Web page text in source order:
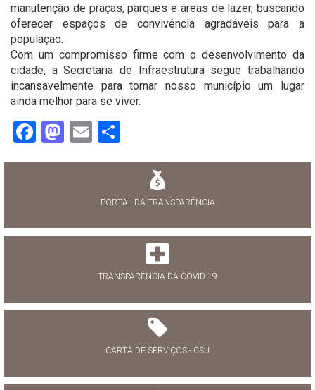
manutenção de praças, parques e áreas de lazer, buscando
oferecer espaços de convivência agradáveis para a
população.
Com um compromisso firme com o desenvolvimento da
cidade, a Secretaria de Infraestrutura segue trabalhando
incansavelmente para tornar nosso município um lugar
ainda melhor para se viver.
Facebook
Mastodon
Email
PORTAL DA TRANSPARÊNCIA
TRANSPARÊNCIA DA COVID-19
CARTA DE SERVIÇOS - CSU